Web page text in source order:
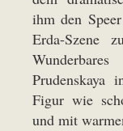
ihm den
Erda-Szene
Figur wie
und mit